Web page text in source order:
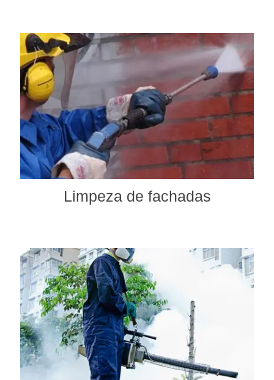
Limpeza de fachadas